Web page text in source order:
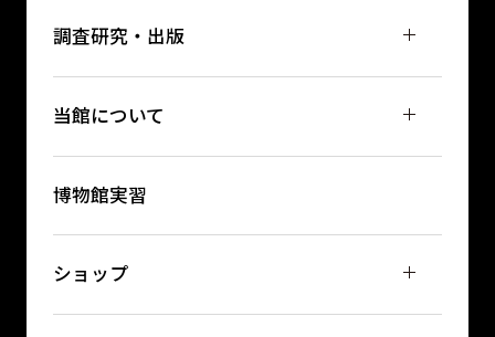
調査研究・出版
当館について
博物館実習
ショップ